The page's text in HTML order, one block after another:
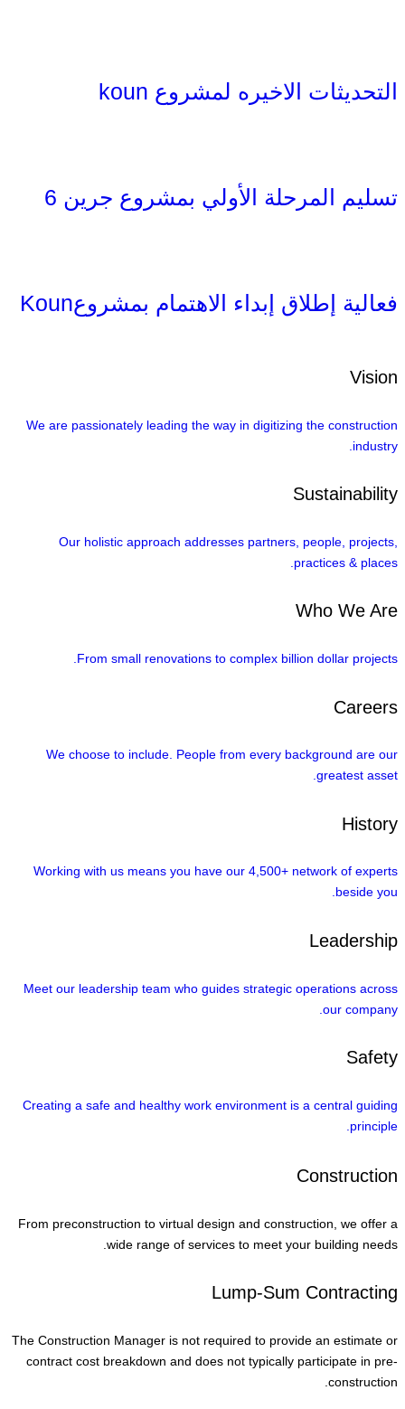
التحديثات الاخيره لمشروع koun
تسليم المرحلة الأولي بمشروع جرين 6
فعالية إطلاق إبداء الاهتمام بمشروعKoun
Vision
We are passionately leading the way in digitizing the construction
industry.
Sustainability
Our holistic approach addresses partners, people, projects,
practices & places.
Who We Are
From small renovations to complex billion dollar projects.
Careers
We choose to include. People from every background are our
greatest asset.
History
Working with us means you have our 4,500+ network of experts
beside you.
Leadership
Meet our leadership team who guides strategic operations across
our company.
Safety
Creating a safe and healthy work environment is a central guiding
principle.
Construction
From preconstruction to virtual design and construction, we offer a
wide range of services to meet your building needs.
Lump-Sum Contracting
The Construction Manager is not required to provide an estimate or
contract cost breakdown and does not typically participate in pre-
construction.